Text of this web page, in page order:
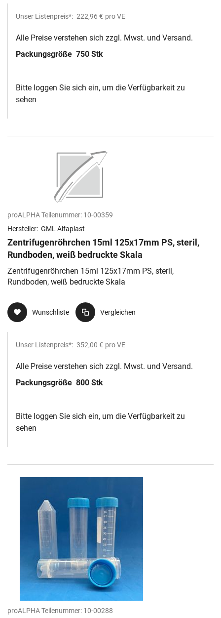
Unser Listenpreis*: 222,96 € pro VE
Alle Preise verstehen sich zzgl. Mwst. und Versand.
Packungsgröße 750 Stk
Bitte loggen Sie sich ein, um die Verfügbarkeit zu
sehen
proALPHA Teilenummer: 10-00359
Hersteller: GML Alfaplast
Zentrifugenröhrchen 15ml 125x17mm PS, steril,
Rundboden, weiß bedruckte Skala
Zentrifugenröhrchen 15ml 125x17mm PS, steril,
Rundboden, weiß bedruckte Skala
Wunschliste Vergleichen
Unser Listenpreis*: 352,00 € pro VE
Alle Preise verstehen sich zzgl. Mwst. und Versand.
Packungsgröße 800 Stk
Bitte loggen Sie sich ein, um die Verfügbarkeit zu
sehen
proALPHA Teilenummer: 10-00288